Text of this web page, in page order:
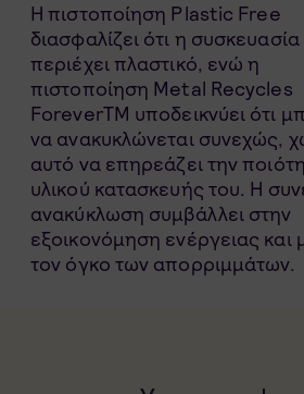
Η πιστοποίηση Plastic Free
διασφαλίζει ότι η
περιέχει πλαστικό, ενώ η
πιστοποίηση Metal Recycles
ForeverTM υποδεικνύει ότι
να ανακυκλώνεται συνεχώς,
αυτό να επηρεάζει την
υλικού κατασκευής του. Η
ανακύκλωση συμβάλλει στην
εξοικονόμηση ενέργειας και
τον όγκο των απορριμμάτων.